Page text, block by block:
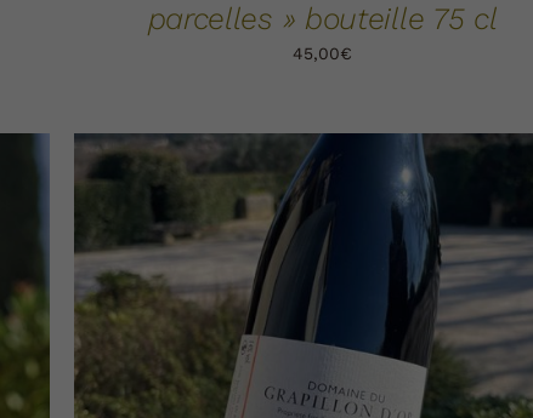
parcelles » bouteille 75 cl
45,00€
AJOUTER AU PANIER DÉTAILS